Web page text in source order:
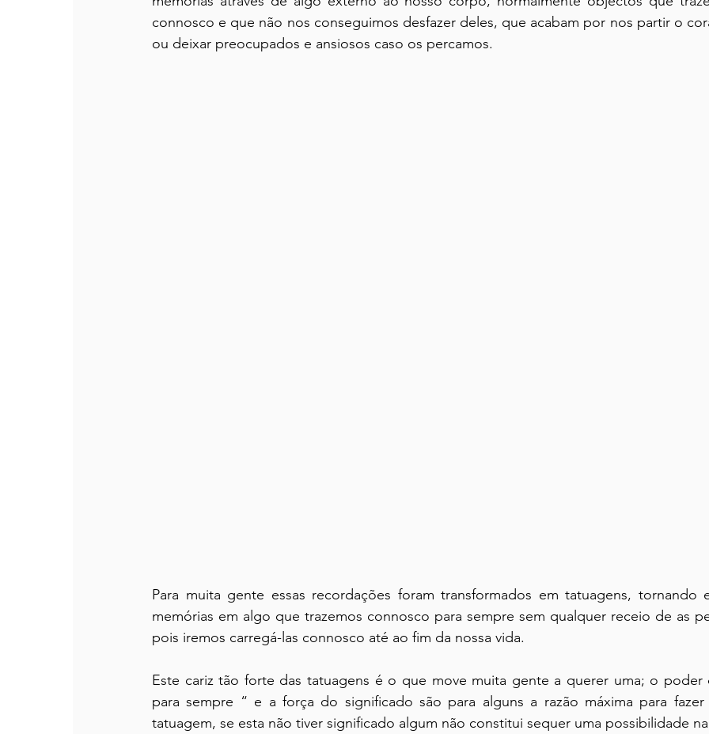
connosco e que não nos conseguimos desfazer deles, que acabam por nos partir o
ou deixar preocupados e ansiosos caso os percamos.
Para muita gente essas recordações foram transformados em tatuagens, tornando
memórias em algo que trazemos connosco para sempre sem qualquer receio de as
pois iremos carregá-las connosco até ao fim da nossa vida.
Este cariz tão forte das tatuagens é o que move muita gente a querer uma; o poder
para sempre “ e a força do significado são para alguns a razão máxima para fazer
tatuagem, se esta não tiver significado algum não constitui sequer uma possibilidade